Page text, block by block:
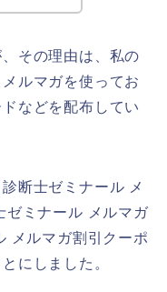
その理由は、私の
ルマガを使ってお
などを配布してい
断士ゼミナール メ
ゼミナール メルマガ
メルマガ割引クーポ
にしました。